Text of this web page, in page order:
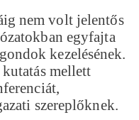
nem volt jelentős
egyfajta
kezelésének.
mellett
szereplőknek.